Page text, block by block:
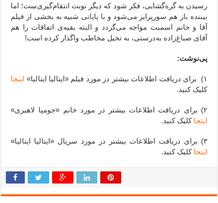
رسیدن به گره‌گشایی، فکر شود که دیگر نوبت انتقام‌گیری‌ست؛ اما
بیننده باز هم سورپرایز می‌شود و با پایانی شبیه به بخشی از فیلم
آقا و خانم اسمیت مواجه می‌گردد و البته بقیه‌ی اتفاقات را هم
آقای صباغ‌زاده به‌درستی، به تخیل مخاطب واگذار کرده است!
پی‌نوشت:
۱) برای دریافت اطلاعات بیشتر در مورد فیلم «ایتالیا ایتالیا»
اینجا
کلیک کنید.
۲) برای دریافت اطلاعات بیشتر در مورد خانم «جومپا لاهیری»
اینجا کلیک کنید.
۳) برای دریافت اطلاعات بیشتر در مورد سریال «ایتالیا ایتالیا»
اینجا کلیک کنید.